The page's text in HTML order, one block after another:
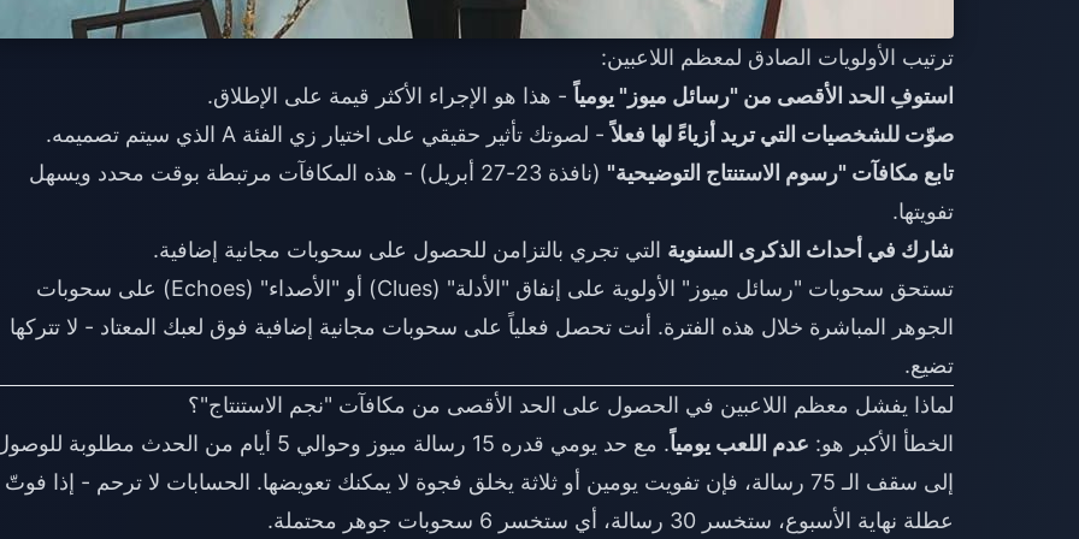
ترتيب الأولويات الصادق لمعظم اللاعبين:
استوفِ الحد الأقصى من "رسائل ميوز" يومياً - هذا هو الإجراء الأكثر قيمة على الإطلاق.
صوّت للشخصيات التي تريد أزياءً لها فعلاً- لصوتك تأثير حقيقي على اختيار زي الفئة A الذي سيتم تصميمه.
تابع مكافآت "رسوم الاستنتاج التوضيحية"
(نافذة 23-27 أبريل) - هذه المكافآت مرتبطة بوقت محدد ويسهل
تفويتها.
شارك في أحداث الذكرى السنوية التي تجري بالتزامن للحصول على سحوبات مجانية إضافية.
تستحق سحوبات "رسائل ميوز" الأولوية على إنفاق "الأدلة" (Clues) أو "الأصداء" (Echoes) على سحوبات
الجوهر المباشرة خلال هذه الفترة. أنت تحصل فعلياً على سحوبات مجانية إضافية فوق لعبك المعتاد - لا تتركها
تضيع.
لماذا يفشل معظم اللاعبين في الحصول على الحد الأقصى من مكافآت "نجم الاستنتاج"؟
الخطأ الأكبر هو: عدم اللعب يومياً
. مع حد يومي قدره 15 رسالة ميوز وحوالي 5 أيام من الحدث مطلوبة
إلى سقف الـ 75 رسالة، فإن تفويت يومين أو ثلاثة يخلق فجوة لا يمكنك تعويضها. الحسابات لا ترحم - إذا فوتّ
عطلة نهاية الأسبوع، ستخسر 30 رسالة، أي ستخسر 6 سحوبات جوهر محتملة.